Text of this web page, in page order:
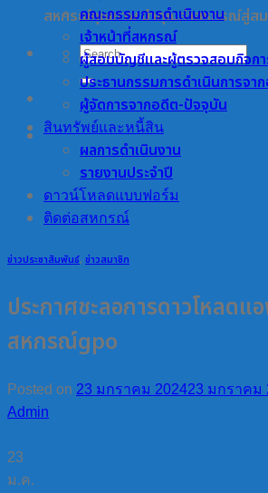
สหกรณ์คุณภาพ นำคุณค่าสหกรณ์สู่สม
คณะกรรมการดำเนินงาน
เจ้าหน้าที่สหกรณ์
ผู้สอบบัญชีและผู้ตรวจสอบกิจก
ประธานกรรมการดำเนินการจ
ผู้จัดการจากอดีต-ปัจจุบัน
สินทรัพย์และหนี้สิน
ผลการดำเนินงาน
รายงานประจำปี
ดาวน์โหลดแบบฟอร์ม
ติดต่อสหกรณ์
ข่าวประชาสัมพันธ์, ข่าวสมาชิก
ประกาศชะลอการดาวโหลดแ
สหกรณ์gpo
Posted on 23 มกราคม 202423 มกราคม
Admin
23
ม.ค.